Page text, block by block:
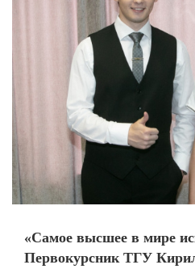
«Самое высшее в мире
Первокурсник ТГУ